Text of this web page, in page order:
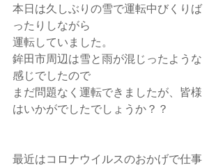
本日は久しぶりの雪で運転中びくりば
ったりしながら
運転していました。
鉾田市周辺は雪と雨が混じったような
感じでしたので
まだ問題なく運転できましたが、皆様
はいかがでしたでしょうか？？
最近はコロナウイルスのおかげで仕事